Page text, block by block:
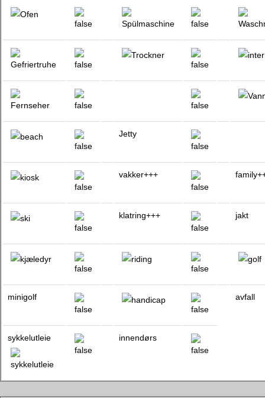
Jetty
vakker+++
klatring+++ jakt
minigolf avfall
sykkelutleie innendørs